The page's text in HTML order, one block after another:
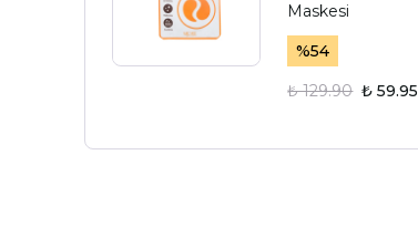
Maskesi
%54
₺ 129.90 ₺ 59.95